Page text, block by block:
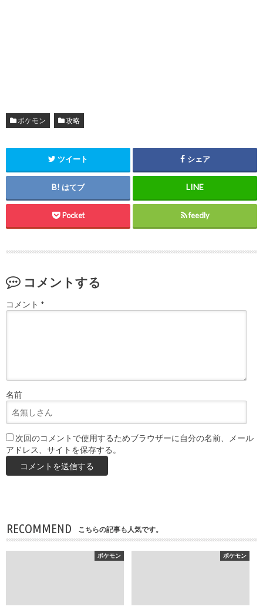
ポケモン 攻略
ツイート シェア
はてブ
Pocket feedly
コメントする
コメント *
名前
次回のコメントで使用するためブラウザーに自分の名前、メール
アドレス、サイトを保存する。
RECOMMEND こちらの記事も人気です。
ポケモン ポケモン